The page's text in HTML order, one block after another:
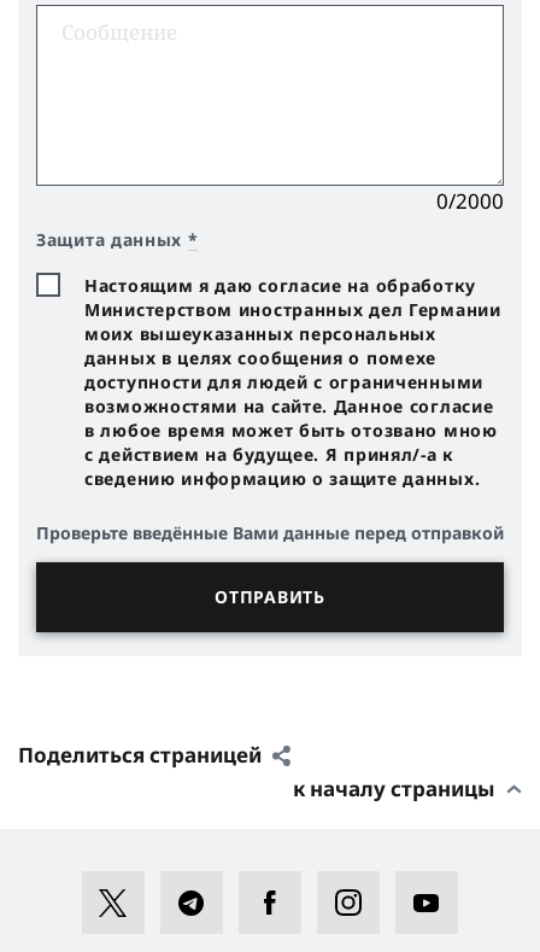
0/2000
Защита данных *
Настоящим я даю согласие на обработку
Министерством иностранных дел Германии
моих вышеуказанных персональных
данных в целях сообщения о помехе
доступности для людей с ограниченными
возможностями на сайте. Данное согласие
в любое время может быть отозвано мною
с действием на будущее. Я принял/-a к
сведению информацию о защите данных.
Проверьте введённые Вами данные перед отправкой
Поделиться страницей
к началу страницы